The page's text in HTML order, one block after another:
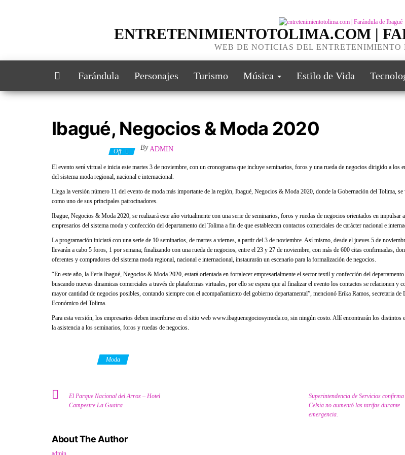
ENTRETENIMIENTOTOLIMA.COM |
WEB DE NOTICIAS DEL ENTRETENIMIENTO
Farándula Personajes Turismo Música Estilo de Vida
Ibagué, Negocios & Moda 2020
Off By ADMIN
El evento será virtual e inicia este martes 3 de noviembre, con un cronograma que incluye seminarios, foros y una rueda de negocios dirigido a los
del sistema moda regional, nacional e internacional.
Llega la versión número 11 del evento de moda más importante de la región, Ibagué, Negocios & Moda 2020, donde la Gobernación del Tolima, se
como uno de sus principales patrocinadores.
Ibague, Negocios & Moda 2020, se realizará este año virtualmente con una serie de seminarios, foros y ruedas de negocios orientados en impulsar
empresarios del sistema moda y confección del departamento del Tolima a fin de que establezcan contactos comerciales de carácter nacional e
La programación iniciará con una serie de 10 seminarios, de martes a viernes, a partir del 3 de noviembre. Así mismo, desde el jueves 5 de
llevarán a cabo 5 foros, 1 por semana; finalizando con una rueda de negocios, entre el 23 y 27 de noviembre, con más de 600 citas confirmadas,
oferentes y compradores del sistema moda regional, nacional e internacional, instaurarán un escenario para la formalización de negocios.
“En este año, la Feria Ibagué, Negocios & Moda 2020, estará orientada en fortalecer empresarialmente el sector textil y confección del departamento
buscando nuevas dinamicas comerciales a través de plataformas virtuales, por ello se espera que al finalizar el evento los contactos se relacionen y
mayor cantidad de negocios posibles, contando siempre con el acompañamiento del gobierno departamental”, mencionó Erika Ramos, secretaria de
Económico del Tolima.
Para esta versión, los empresarios deben inscribirse en el sitio web www.ibaguenegociosymoda.co, sin ningún costo. Allí encontrarán los distintos
la asistencia a los seminarios, foros y ruedas de negocios.
Moda
El Parque Nacional del Arroz – Hotel
Campestre La Guaira
Superintendencia de Servicios confirma
Celsia no aumentó las tarifas durante
emergencia.
About The Author
admin